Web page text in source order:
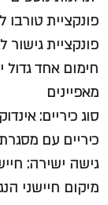
פונקציית
פונקציית גישור
חימום אחד גדול
מאפיינים
סוג כיריים:
כיריים עם
גישה ישירה:
מיקום חיישני